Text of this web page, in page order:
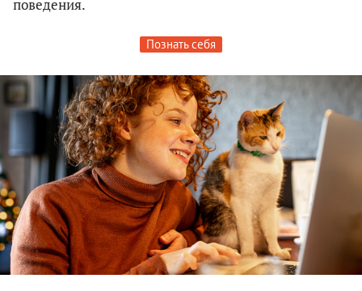
поведения.
Познать себя